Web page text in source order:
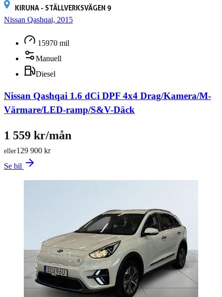
KIRUNA - STÄLLVERKSVÄGEN 9
Nissan Qashqai, 2015
15970 mil
Manuell
Diesel
Nissan Qashqai 1.6 dCi DPF 4x4 Drag/Kamera/M-
Värmare/LED-ramp/S&V-Däck
129 900 kr
eller
1 559 kr/mån
Se bil